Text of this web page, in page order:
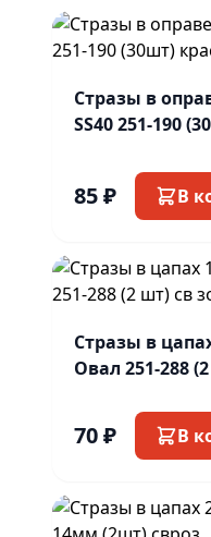
Стразы в
SS40 251-190
85 ₽ В
Стразы в
Овал 251-288
70 ₽ В